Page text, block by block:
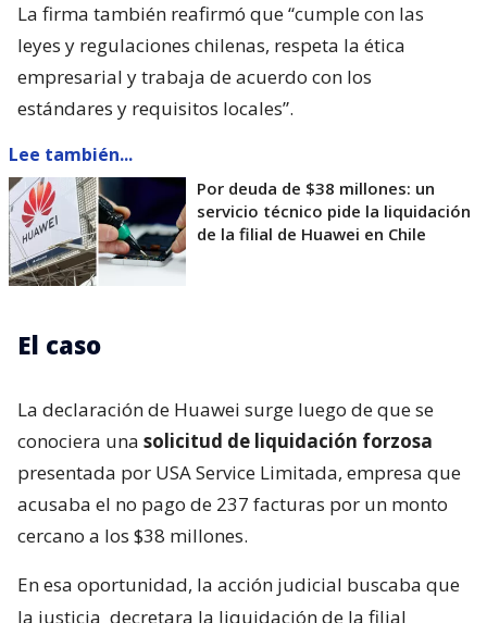
La firma también reafirmó que “cumple con las
leyes y regulaciones chilenas, respeta la ética
empresarial y trabaja de acuerdo con los
estándares y requisitos locales”.
Lee también...
Por deuda de $38 millones: un
servicio técnico pide la liquidación
de la filial de Huawei en Chile
El caso
La declaración de Huawei surge luego de que se
conociera una solicitud de liquidación forzosa
presentada por USA Service Limitada, empresa que
acusaba el no pago de 237 facturas por un monto
cercano a los $38 millones.
En esa oportunidad, la acción judicial buscaba que
la justicia decretara la liquidación de la filial